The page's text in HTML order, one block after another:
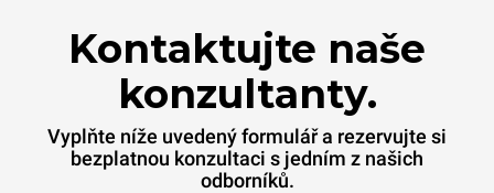
Kontaktujte naše
konzultanty.
Vyplňte níže uvedený formulář a rezervujte si
bezplatnou konzultaci s jedním z našich
odborníků.